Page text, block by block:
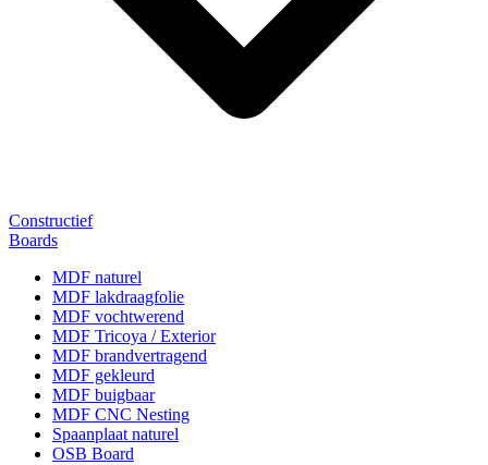
Constructief
Boards
MDF naturel
MDF lakdraagfolie
MDF vochtwerend
MDF Tricoya / Exterior
MDF brandvertragend
MDF gekleurd
MDF buigbaar
MDF CNC Nesting
Spaanplaat naturel
OSB Board